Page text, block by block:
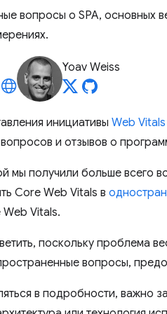
вопросы о SPA, основных
Yoav Weiss
инициативы Web Vitals
и отзывов о
мы получили больше всего
Core Web Vitals в
Web Vitals.
поскольку проблема
вопросы,
в подробности, важно